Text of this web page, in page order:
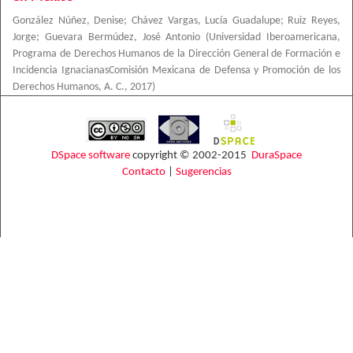
González Núñez, Denise; Chávez Vargas, Lucía Guadalupe;
Ruiz Reyes,
Jorge; Guevara Bermúdez, José Antonio (Universidad Iberoamericana,
Programa de Derechos Humanos de la Dirección General de Formación e
Incidencia IgnacianasComisión Mexicana de Defensa y Promoción de los
Derechos Humanos, A. C., 2017)
DSpace software copyright © 2002-2015 DuraSpace
Contacto| Sugerencias